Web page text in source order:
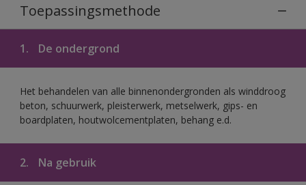
Toepassingsmethode
1. De ondergrond
Het behandelen van alle binnenondergronden als winddroog
beton, schuurwerk, pleisterwerk, metselwerk, gips- en
boardplaten, houtwolcementplaten, behang e.d.
2. Na gebruik